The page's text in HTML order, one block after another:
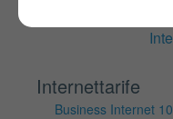
Internettarife
Business Internet